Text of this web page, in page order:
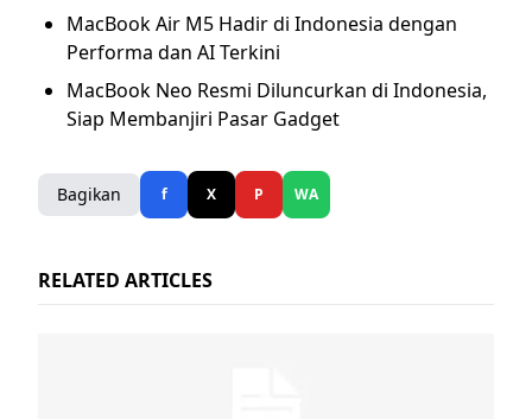
MacBook Air M5 Hadir di Indonesia dengan
Performa dan AI Terkini
MacBook Neo Resmi Diluncurkan di Indonesia,
Siap Membanjiri Pasar Gadget
Bagikan f X P WA
RELATED ARTICLES